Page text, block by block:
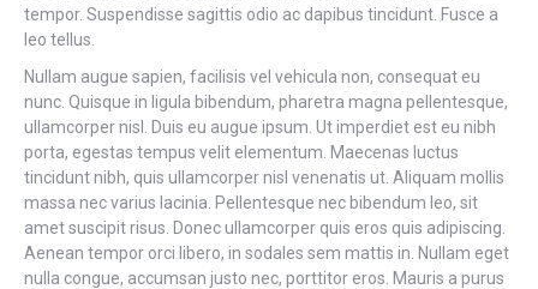
tempor. Suspendisse sagittis odio ac dapibus tincidunt. Fusce a
leo tellus.
Nullam augue sapien, facilisis vel vehicula non, consequat eu
nunc. Quisque in ligula bibendum, pharetra magna pellentesque,
ullamcorper nisl. Duis eu augue ipsum. Ut imperdiet est eu nibh
porta, egestas tempus velit elementum. Maecenas luctus
tincidunt nibh, quis ullamcorper nisl venenatis ut. Aliquam mollis
massa nec varius lacinia. Pellentesque nec bibendum leo, sit
amet suscipit risus. Donec ullamcorper quis eros quis adipiscing.
Aenean tempor orci libero, in sodales sem mattis in. Nullam eget
nulla congue, accumsan justo nec, porttitor eros. Mauris a purus